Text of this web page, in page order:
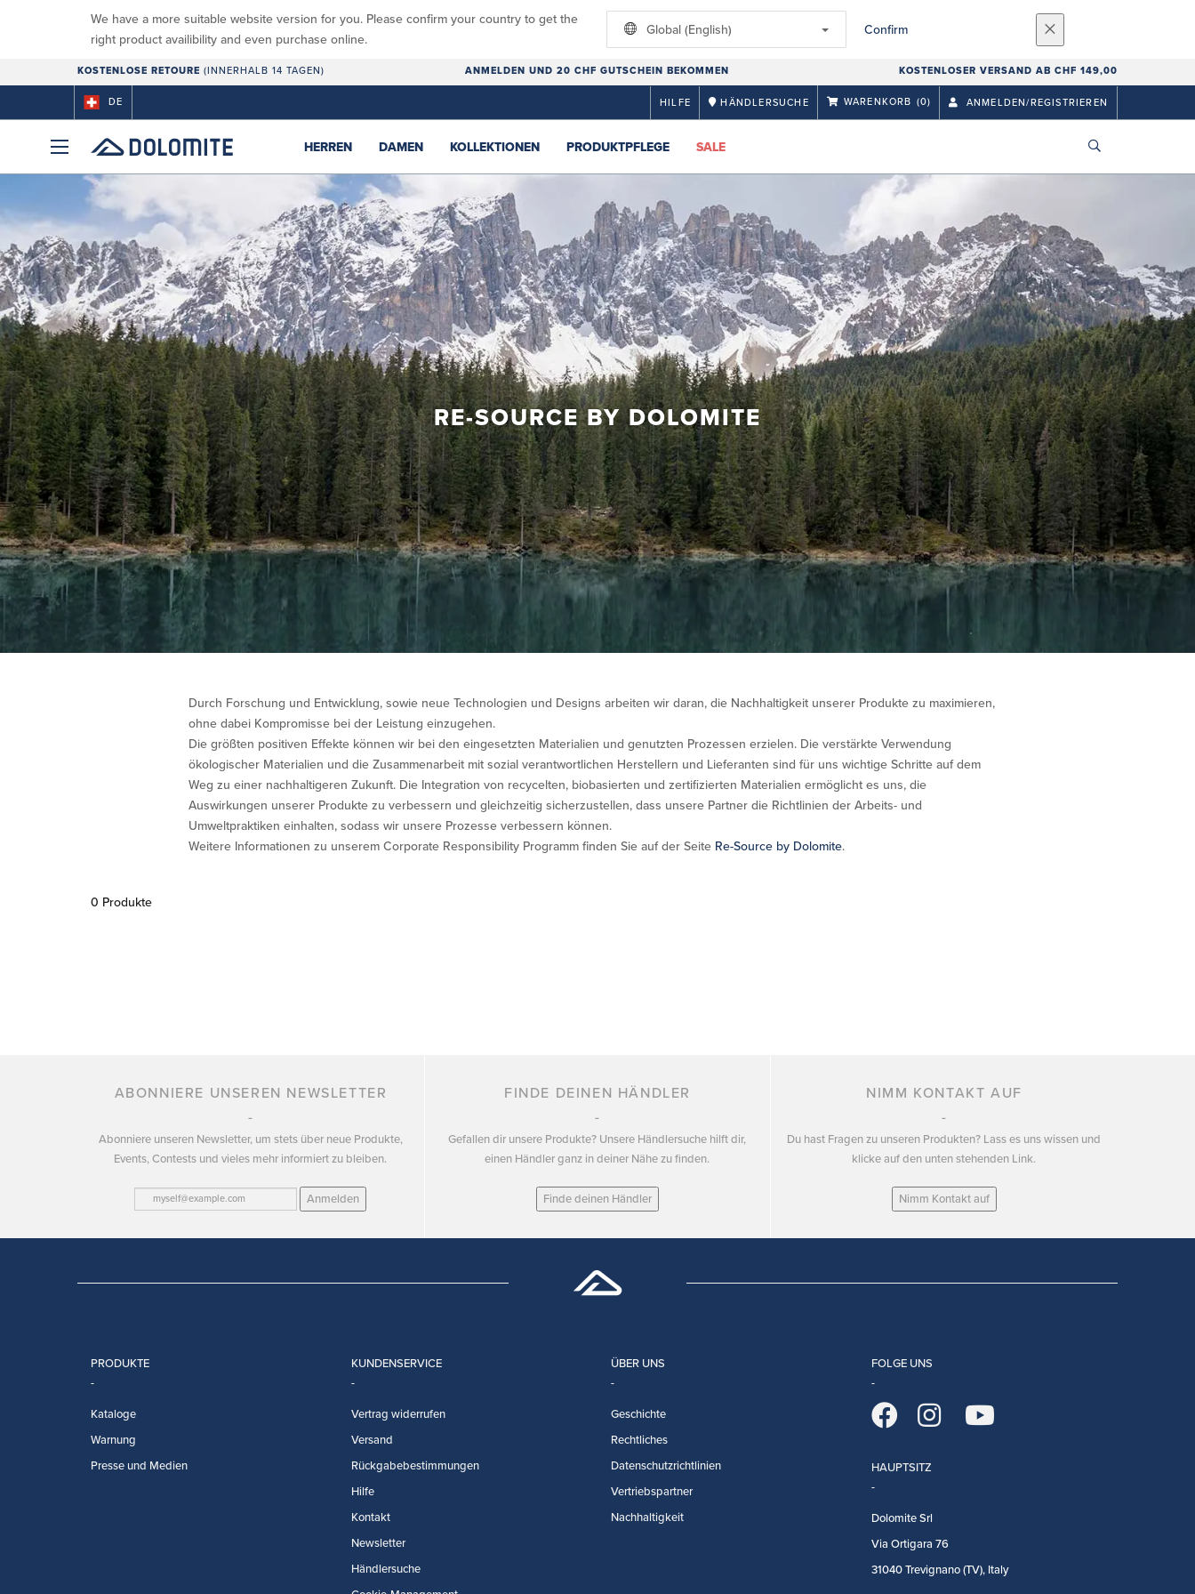
We have a more suitable website version for you. Please confirm your country to get the
right product availibility and even purchase online.
Global (English) Confirm
KOSTENLOSE RETOURE (INNERHALB 14 TAGEN) ANMELDEN UND 20 CHF GUTSCHEIN BEKOMMEN KOSTENLOSER VERSAND AB CHF 149,00
DE HILFE HÄNDLERSUCHE WARENKORB (0) ANMELDEN/REGISTRIEREN
HERREN DAMEN KOLLEKTIONEN PRODUKTPFLEGE SALE
RE-SOURCE BY DOLOMITE
Durch Forschung und Entwicklung, sowie neue Technologien und Designs arbeiten wir daran, die Nachhaltigkeit unserer Produkte zu maximieren,
ohne dabei Kompromisse bei der Leistung einzugehen.
Die größten positiven Effekte können wir bei den eingesetzten Materialien und genutzten Prozessen erzielen. Die verstärkte Verwendung
ökologischer Materialien und die Zusammenarbeit mit sozial verantwortlichen Herstellern und Lieferanten sind für uns wichtige Schritte auf dem
Weg zu einer nachhaltigeren Zukunft. Die Integration von recycelten, biobasierten und zertiﬁzierten Materialien ermöglicht es uns, die
Auswirkungen unserer Produkte zu verbessern und gleichzeitig sicherzustellen, dass unsere Partner die Richtlinien der Arbeits- und
Umweltpraktiken einhalten, sodass wir unsere Prozesse verbessern können.
Weitere Informationen zu unserem Corporate Responsibility Programm finden Sie auf der Seite Re-Source by Dolomite.
0 Produkte
ABONNIERE UNSEREN NEWSLETTER
Abonniere unseren Newsletter, um stets über neue Produkte,
Events, Contests und vieles mehr informiert zu bleiben.
Anmelden
FINDE DEINEN HÄNDLER
Gefallen dir unsere Produkte? Unsere Händlersuche hilft dir,
einen Händler ganz in deiner Nähe zu finden.
Finde deinen Händler
NIMM KONTAKT AUF
Du hast Fragen zu unseren Produkten? Lass es uns wissen und
klicke auf den unten stehenden Link.
Nimm Kontakt auf
PRODUKTE
Kataloge
Warnung
Presse und Medien
KUNDENSERVICE
Vertrag widerrufen
Versand
Rückgabebestimmungen
Hilfe
Kontakt
Newsletter
Händlersuche
ÜBER UNS
Geschichte
Rechtliches
Datenschutzrichtlinien
Vertriebspartner
Nachhaltigkeit
FOLGE UNS
HAUPTSITZ
Dolomite Srl
Via Ortigara 76
31040 Trevignano (TV), Italy